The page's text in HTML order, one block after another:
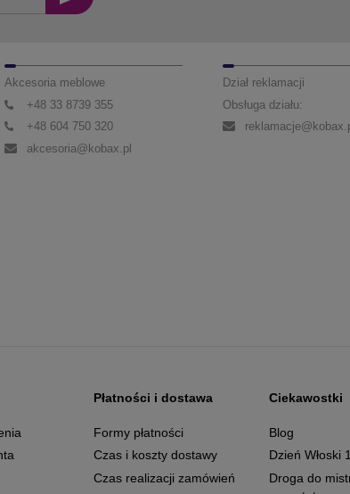
Akcesoria meblowe
+48 33 8739 355
+48 604 750 320
akcesoria@kobax.pl
Dział reklamacji
Obsługa działu:
Płatności i dostawa
Formy płatności
Czas i koszty dostawy
Czas realizacji zamówień
Ciekawostki
Blog
Dzień Włoski
Droga do